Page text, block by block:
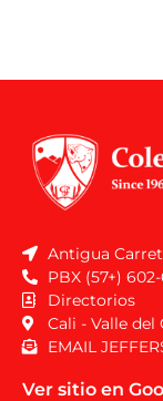
Antigua
PBX (57+)
Directorios
Cali - Valle del
EMAIL
Ver sitio en